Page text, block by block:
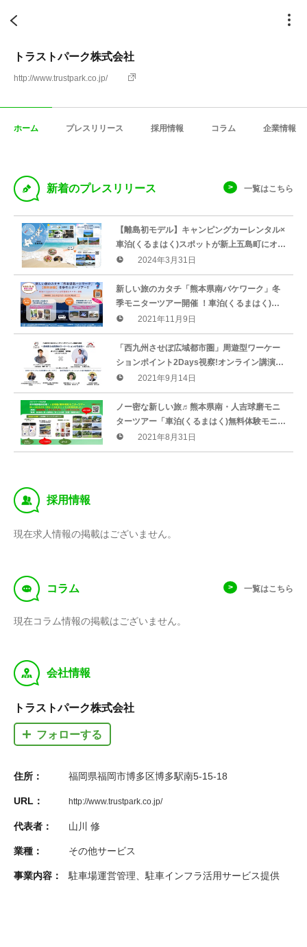
トラストパーク株式会社
http://www.trustpark.co.jp/
ホーム プレスリリース 採用情報 コラム 企業情報
D 新着のプレスリリース 一覧はこちら
【離島初モデル】キャンピングカーレンタル×
車泊(くるまはく)スポットが新上五島町にオー
プン‼︎
2024年3月31日
新しい旅のカタチ「熊本県南バケワーク」冬
季モニターツアー開催 ！車泊(くるまはく)に
よる周遊観光モニター100 組募集♨︎
2021年11月9日
「西九州させぼ広域都市圏」周遊型ワーケー
ションポイント2Days視察!オンライン講演&
説明会・意見交換会開催!!
2021年9月14日
ノー密な新しい旅♬熊本県南・人吉球磨モニ
ターツアー「車泊(くるまはく)無料体験モニタ
ー」追加募集！
2021年8月31日
‰ 採用情報
現在求人情報の掲載はございません。
f コラム 一覧はこちら
現在コラム情報の掲載はございません。
y 会社情報
トラストパーク株式会社
フォローする
住所： 福岡県福岡市博多区博多駅南5-15-18
URL： http://www.trustpark.co.jp/
代表者： 山川 修
業種： その他サービス
事業内容： 駐車場運営管理、駐車インフラ活用サービス提供